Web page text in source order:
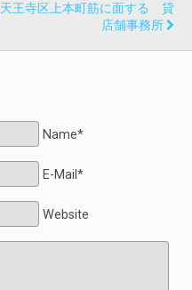
天王寺区上本町筋に面する 貸
店舗事務所
Name*
E-Mail*
Website